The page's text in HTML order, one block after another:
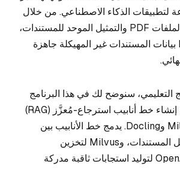
لتطبيقات الذكاء الاصطناعي. من خلال
الفهم المتقدم لملفات PDF والتمثيل الموحد للمستندات،
يجعل Docling بيانات المستندات غير المهيكلة جاهزة
التعليمي، سنوضح لك في هذا البرنامج
التعليمي كيفية إنشاء خط أنابيب استرجاع-مُعزَّز (RAG)
باستخدام Milvus وDocling. يدمج خط الأنابيب بين
Docling لتحليل المستندات، وMilvus لتخزين
المتجهات، وOpenAI لتوليد استجابات ثاقبة مدركة